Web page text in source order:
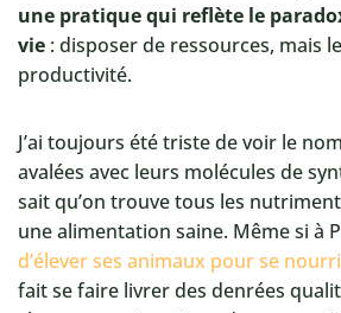
une pratique qui reflète le
vie : disposer de ressources, mais
productivité.
J’ai toujours été triste de voir le
avalées avec leurs molécules de
sait qu’on trouve tous les
une alimentation saine. Même si à
d’élever ses animaux pour se
fait se faire livrer des denrées